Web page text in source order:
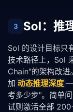
3 Sol：推
Sol 的设计目标只
技术路径上，Sol
Chain"的架构改进
加 动态推理深度
考多少步"。简单
试则激活全部